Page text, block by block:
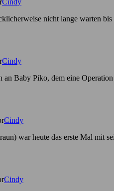
Cindy
nicht lange warten
Cindy
Baby Piko, dem eine
Cindy
war heute das erste Mal mit
Cindy